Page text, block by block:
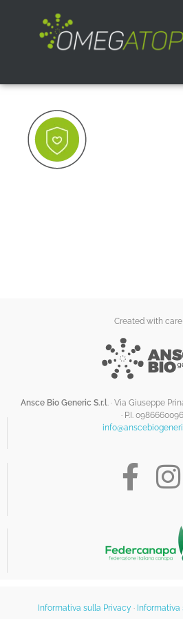
Created with
Ansce Bio Generic S.r.l. · Via Giuseppe
· P.I.
Informativa sulla Privacy · Informativa